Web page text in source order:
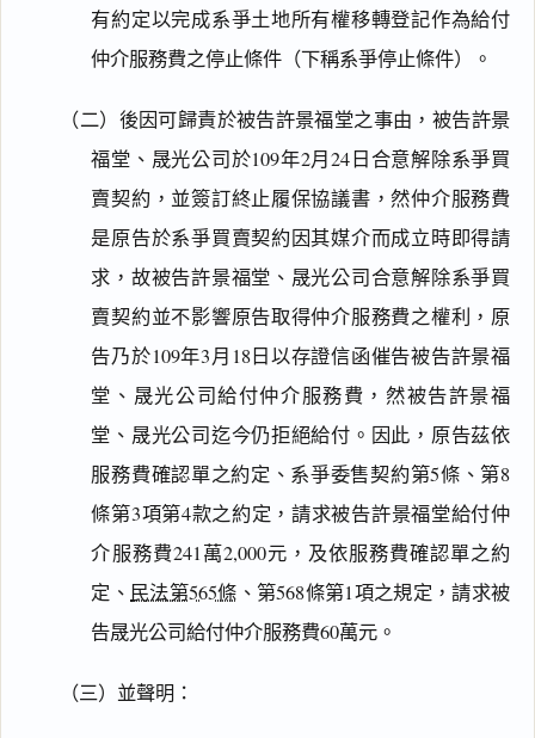
有約定以完成系爭土地所有權移轉登記作為給付
仲介服務費之停止條件（下稱系爭停止條件）。
（二）後因可歸責於被告許景福堂之事由，被告許景
福堂、晟光公司於109年2月24日合意解除系爭買
賣契約，並簽訂終止履保協議書，然仲介服務費
是原告於系爭買賣契約因其媒介而成立時即得請
求，故被告許景福堂、晟光公司合意解除系爭買
賣契約並不影響原告取得仲介服務費之權利，原
告乃於109年3月18日以存證信函催告被告許景福
堂、晟光公司給付仲介服務費，然被告許景福
堂、晟光公司迄今仍拒絕給付。因此，原告茲依
服務費確認單之約定、系爭委售契約第5條、第8
條第3項第4款之約定，請求被告許景福堂給付仲
介服務費241萬2,000元，及依服務費確認單之約
定、 民法第565條 、第568條第1項之規定，請求被
告晟光公司給付仲介服務費60萬元。
（三）並聲明：